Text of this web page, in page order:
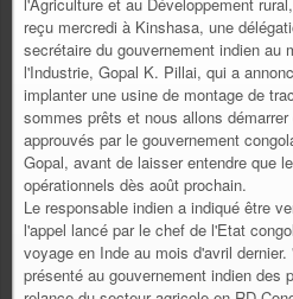
reçu mercredi à Kinshasa, une
secrétaire du gouvernement indien au
l'Industrie, Gopal K. Pillai, qui a
implanter une usine de montage de
sommes prêts et nous allons
approuvés par le gouvernement
Gopal, avant de laisser entendre que
opérationnels dès août prochain.
Le responsable indien a indiqué être
l'appel lancé par le chef de l'Etat
voyage en Inde au mois d'avril
présenté au gouvernement indien des